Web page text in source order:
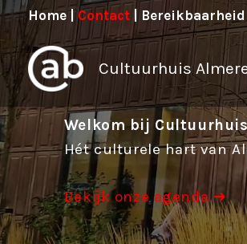
Ga
naar
de
inhoud
Home|Contact | Bereikbaarheid
Cultuurhuis
Welkom bij
Hét culturele hart van
Bekijk onze agenda ➜